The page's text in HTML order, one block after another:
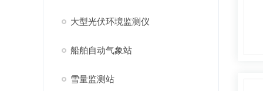
大型光伏环境监测仪
船舶自动气象站
雪量监测站